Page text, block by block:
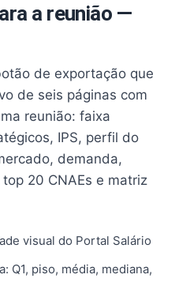
a reunião —
de exportação que
de seis páginas com
reunião: faixa
IPS, perfil do
demanda,
20 CNAEs e matriz
visual do Portal Salário
Q1, piso, média, mediana,